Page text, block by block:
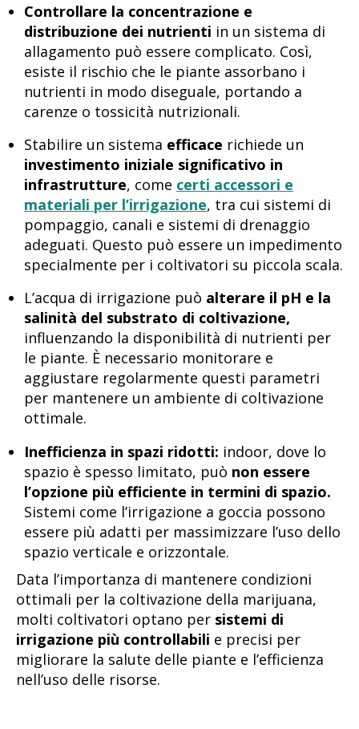
Controllare la concentrazione e
distribuzione dei nutrienti in un sistema di
allagamento può essere complicato. Così,
esiste il rischio che le piante assorbano i
nutrienti in modo diseguale, portando a
carenze o tossicità nutrizionali.
Stabilire un sistema efficace richiede un
investimento iniziale significativo in
infrastrutture, come certi accessori e
materiali per l’irrigazione, tra cui sistemi di
pompaggio, canali e sistemi di drenaggio
adeguati. Questo può essere un impedimento
specialmente per i coltivatori su piccola scala.
L’acqua di irrigazione può alterare il pH e la
salinità del substrato di coltivazione,
influenzando la disponibilità di nutrienti per
le piante. È necessario monitorare e
aggiustare regolarmente questi parametri
per mantenere un ambiente di coltivazione
ottimale.
Inefficienza in spazi ridotti: indoor, dove lo
spazio è spesso limitato, può non essere
l’opzione più efficiente in termini di spazio.
Sistemi come l’irrigazione a goccia possono
essere più adatti per massimizzare l’uso dello
spazio verticale e orizzontale.
Data l’importanza di mantenere condizioni
ottimali per la coltivazione della marijuana,
molti coltivatori optano per sistemi di
irrigazione più controllabili e precisi per
migliorare la salute delle piante e l’efficienza
nell’uso delle risorse.